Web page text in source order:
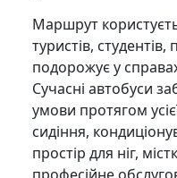
Маршрут
туристів, студентів,
подорожує у
Сучасні автобуси
умови протягом
сидіння,
простір для ніг,